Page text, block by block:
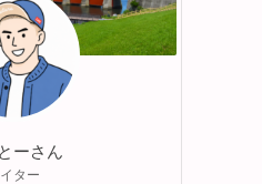
ーさん
ター